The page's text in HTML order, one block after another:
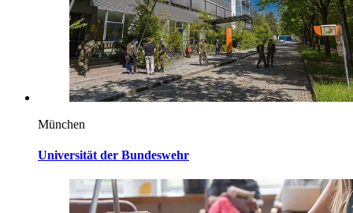
München
Universität der Bundeswehr